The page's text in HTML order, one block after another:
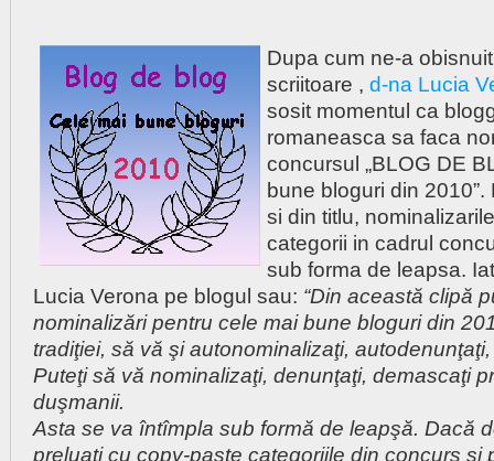
Dupa cum ne-a
scriitoare , d-na Lucia
sosit momentul ca
romaneasca sa faca
concursul „BLOG DE
bune bloguri din
si din titlu,
categorii in cadrul
sub forma de leapsa.
Lucia Verona pe blogul sau: “Din această clipă
nominalizări pentru cele mai bune bloguri din
tradiţiei, să vă şi autonominalizaţi,
Puteţi să vă nominalizaţi, denunţaţi, demascaţi
duşmanii.
Asta se va întîmpla sub formă de leapşă. Dacă
preluaţi cu copy-paste categoriile din concurs şi